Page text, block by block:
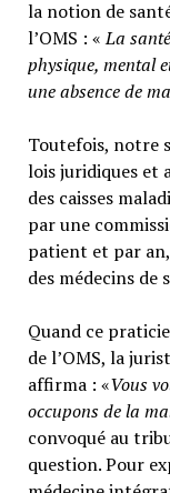
la notion de
l’OMS : «La
physique, mental
une absence de
Toutefois, notre
lois juridiques et
des caisses
par une
patient et par
des médecins de
Quand ce
de l’OMS, la
affirma : «Vous
occupons de la
convoqué au
question. Pour